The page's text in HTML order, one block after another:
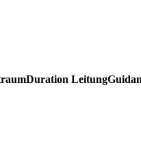
Duration Leitung